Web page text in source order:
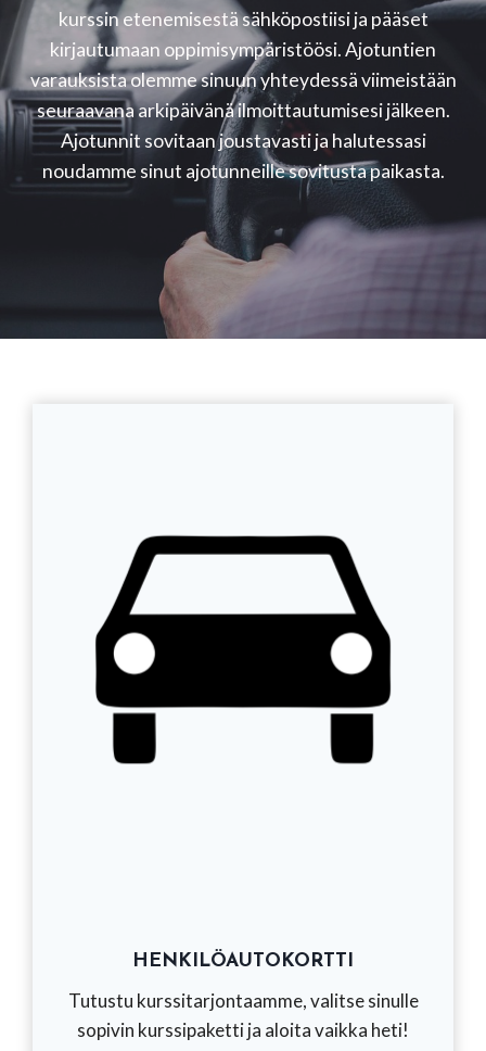
kurssin etenemisestä sähköpostiisi ja pääset
kirjautumaan oppimisympäristöösi. Ajotuntien
varauksista olemme sinuun yhteydessä viimeistään
seuraavana arkipäivänä ilmoittautumisesi jälkeen.
Ajotunnit sovitaan joustavasti ja halutessasi
noudamme sinut ajotunneille sovitusta paikasta.
HENKILÖAUTOKORTTI
Tutustu kurssitarjontaamme, valitse sinulle
sopivin kurssipaketti ja aloita vaikka heti!